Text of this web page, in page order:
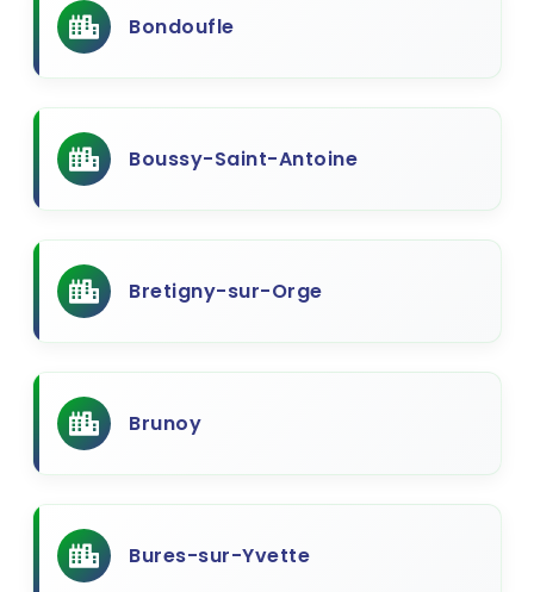
Bondoufle
Boussy-Saint-Antoine
Bretigny-sur-Orge
Brunoy
Bures-sur-Yvette